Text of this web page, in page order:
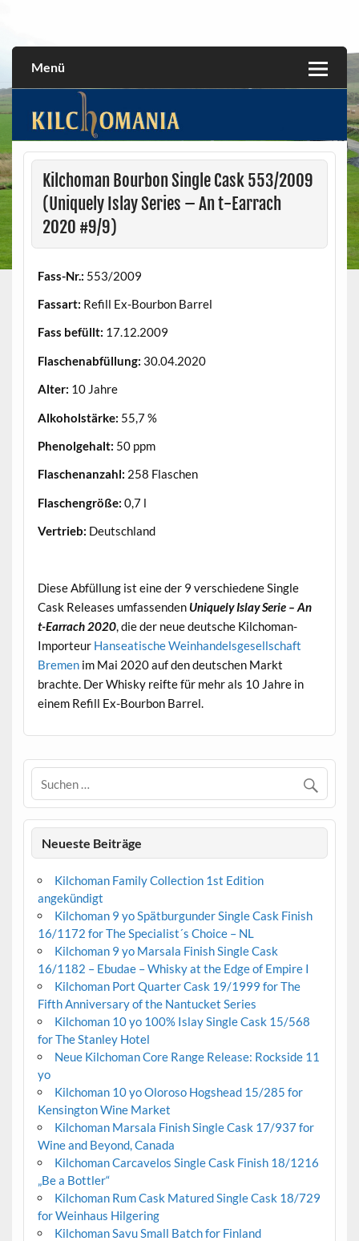
Menü
Kilchoman Bourbon Single Cask 553/2009
(Uniquely Islay Series – An t-Earrach
2020 #9/9)
Fass-Nr.: 553/2009
Fassart: Refill Ex-Bourbon Barrel
Fass befüllt: 17.12.2009
Flaschenabfüllung: 30.04.2020
Alter: 10 Jahre
Alkoholstärke: 55,7 %
Phenolgehalt: 50 ppm
Flaschenanzahl: 258 Flaschen
Flaschengröße: 0,7 l
Vertrieb: Deutschland
Diese Abfüllung ist eine der 9 verschiedene Single
Cask Releases umfassenden Uniquely Islay Serie – An
t-Earrach 2020, die der neue deutsche Kilchoman-
Importeur Hanseatische Weinhandelsgesellschaft
Bremenim Mai 2020 auf den deutschen Markt
brachte. Der Whisky reifte für mehr als 10 Jahre in
einem Refill Ex-Bourbon Barrel.
Neueste Beiträge
Kilchoman Family Collection 1st Edition
angekündigt
Kilchoman 9 yo Spätburgunder Single Cask Finish
16/1172 for The Specialist´s Choice – NL
Kilchoman 9 yo Marsala Finish Single Cask
16/1182 – Ebudae – Whisky at the Edge of Empire I
Kilchoman Port Quarter Cask 19/1999 for The
Fifth Anniversary of the Nantucket Series
Kilchoman 10 yo 100% Islay Single Cask 15/568
for The Stanley Hotel
Neue Kilchoman Core Range Release: Rockside 11
yo
Kilchoman 10 yo Oloroso Hogshead 15/285 for
Kensington Wine Market
Kilchoman Marsala Finish Single Cask 17/937 for
Wine and Beyond, Canada
Kilchoman Carcavelos Single Cask Finish 18/1216
„Be a Bottler“
Kilchoman Rum Cask Matured Single Cask 18/729
for Weinhaus Hilgering
Kilchoman Savu Small Batch for Finland